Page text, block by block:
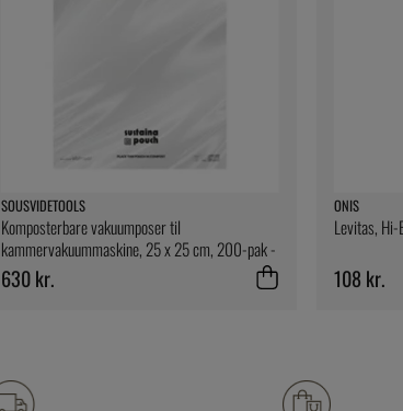
SOUSVIDETOOLS
Komposterbare vakuumposer til
kammervakuummaskine, 25 x 25 cm, 200-pak -
SousVideTools
630 kr.
ONIS
Levitas,
108 kr.